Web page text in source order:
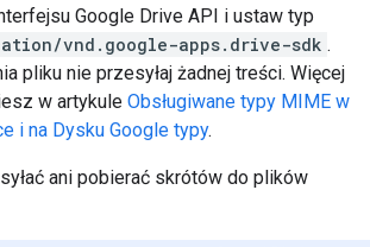
Google Drive API i ustaw typ
vnd.google-apps.drive-sdk .
pliku nie przesyłaj żadnej treści. Więcej
w artykule Obsługiwane typy MIME w
i na Dysku Google typy.
ani pobierać skrótów do plików